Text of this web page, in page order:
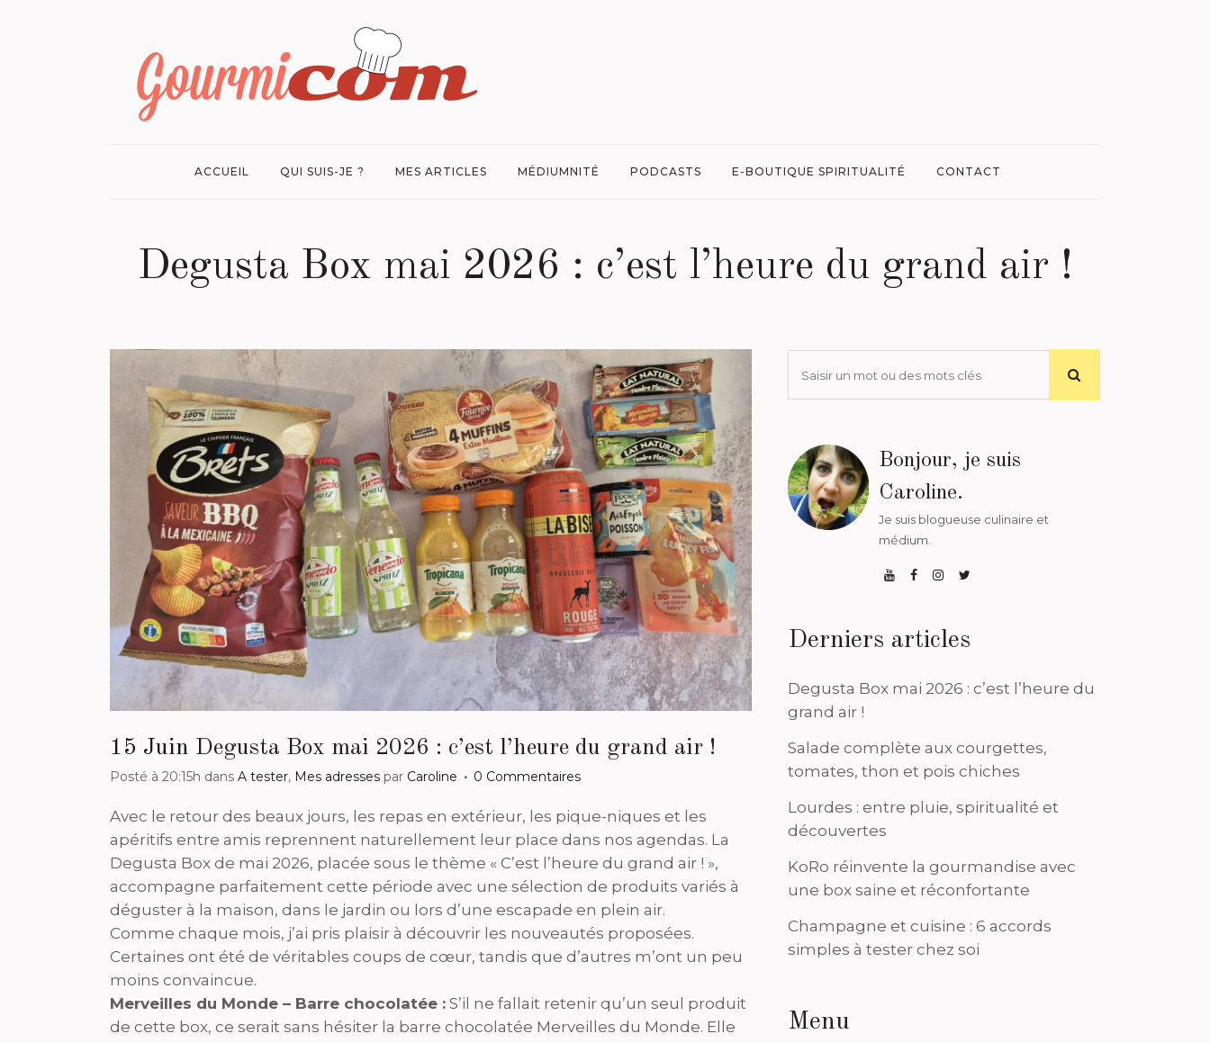
ACCUEIL QUI SUIS-JE ? MES ARTICLES MÉDIUMNITÉ PODCASTS E-BOUTIQUE SPIRITUALITÉ CONTACT
Degusta Box mai 2026 : c’est l’heure du grand air !
15 Juin Degusta Box mai 2026 : c’est l’heure du grand air !
Posté à 20:15h dans A tester, Mes adresses par Caroline 0 Commentaires
Avec le retour des beaux jours, les repas en extérieur, les pique-niques et les
apéritifs entre amis reprennent naturellement leur place dans nos agendas. La
Degusta Box de mai 2026, placée sous le thème « C’est l’heure du grand air ! »,
accompagne parfaitement cette période avec une sélection de produits variés à
déguster à la maison, dans le jardin ou lors d’une escapade en plein air.
Comme chaque mois, j’ai pris plaisir à découvrir les nouveautés proposées.
Certaines ont été de véritables coups de cœur, tandis que d’autres m’ont un peu
moins convaincue.
Merveilles du Monde – Barre chocolatée : S’il ne fallait retenir qu’un seul produit
de cette box, ce serait sans hésiter la barre chocolatée Merveilles du Monde. Elle
Bonjour, je suis
Caroline.
Je suis blogueuse culinaire et
médium.
Derniers articles
Degusta Box mai 2026 : c’est l’heure du
grand air !
Salade complète aux courgettes,
tomates, thon et pois chiches
Lourdes : entre pluie, spiritualité et
découvertes
KoRo réinvente la gourmandise avec
une box saine et réconfortante
Champagne et cuisine : 6 accords
simples à tester chez soi
Menu